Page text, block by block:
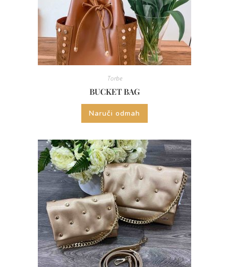
Torbe
BUCKET BAG
Naruči odmah